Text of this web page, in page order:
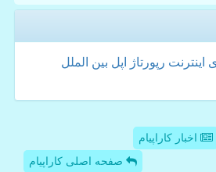
اینترنت رپورتاژ اپل بین الملل
اخبار کاراپیام
صفحه اصلی کاراپیام